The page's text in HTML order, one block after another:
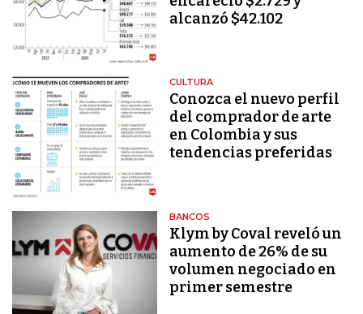
alcanzó $42.102
CULTURA
Conozca el nuevo perfil
del comprador de arte
en Colombia y sus
tendencias preferidas
BANCOS
Klym by Coval reveló un
aumento de 26% de su
volumen negociado en
primer semestre